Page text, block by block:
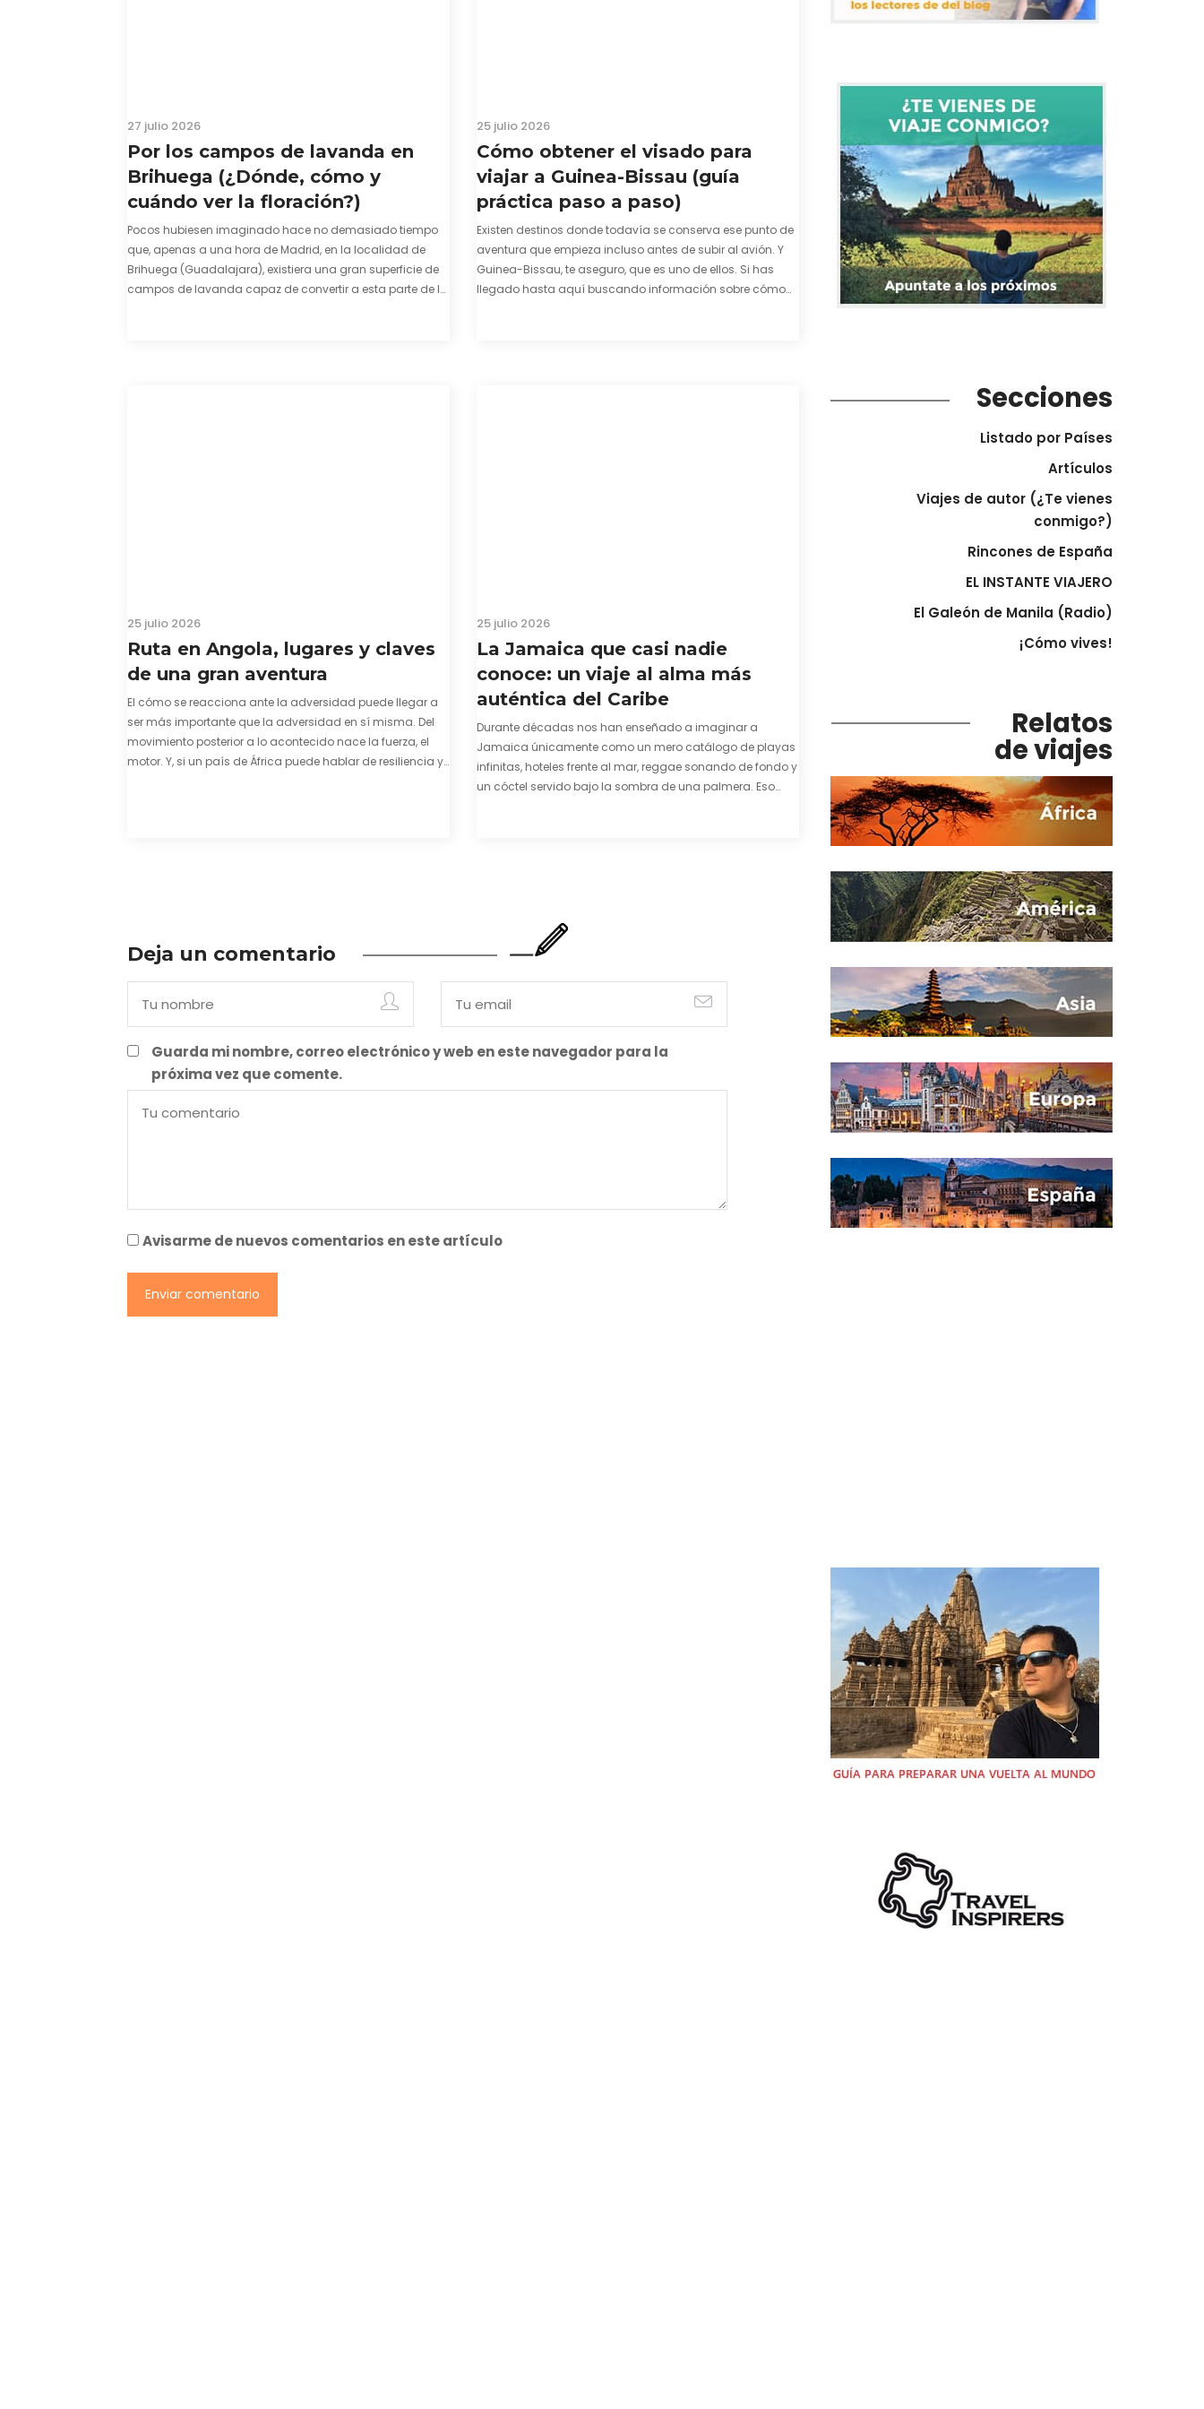
27 julio 2026
Por los campos de lavanda en
Brihuega (¿Dónde, cómo y
cuándo ver la floración?)
Pocos hubiesen imaginado hace no demasiado tiempo
que, apenas a una hora de Madrid, en la localidad de
Brihuega (Guadalajara), existiera una gran superficie de
campos de lavanda capaz de convertir a esta parte de la
25 julio 2026
Cómo obtener el visado para
viajar a Guinea-Bissau (guía
práctica paso a paso)
Existen destinos donde todavía se conserva ese punto de
aventura que empieza incluso antes de subir al avión. Y
Guinea-Bissau, te aseguro, que es uno de ellos. Si has
llegado hasta aquí buscando información sobre cómo
25 julio 2026
Ruta en Angola, lugares y claves
de una gran aventura
El cómo se reacciona ante la adversidad puede llegar a
ser más importante que la adversidad en sí misma. Del
movimiento posterior a lo acontecido nace la fuerza, el
motor. Y, si un país de África puede hablar de resiliencia y
25 julio 2026
La Jamaica que casi nadie
conoce: un viaje al alma más
auténtica del Caribe
Durante décadas nos han enseñado a imaginar a
Jamaica únicamente como un mero catálogo de playas
infinitas, hoteles frente al mar, reggae sonando de fondo y
un cóctel servido bajo la sombra de una palmera. Eso
Deja un comentario
Guarda mi nombre, correo electrónico y web en este navegador para la
próxima vez que comente.
Avisarme de nuevos comentarios en este artículo
Secciones
Listado por Países
Artículos
Viajes de autor (¿Te vienes
conmigo?)
Rincones de España
EL INSTANTE VIAJERO
El Galeón de Manila (Radio)
¡Cómo vives!
Relatos
de viajes